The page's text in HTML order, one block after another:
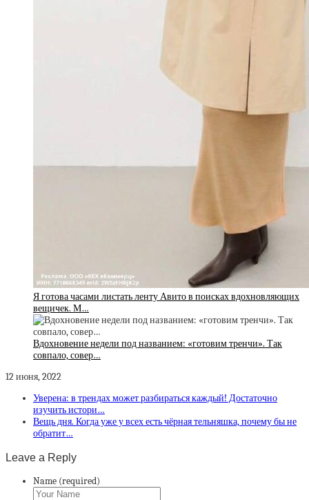
Я готова часами листать ленту Авито в поисках вдохновляющих
вещичек. М…
Вдохновение недели под названием: «готовим тренчи». Так
совпало, совер…
12 июня, 2022
Уверена: в трендах может разбираться каждый! Достаточно
изучить истори…
Вещь дня. Когда уже у всех есть чёрная тельняшка, почему бы не
обратит…
Leave a Reply
Name (required)